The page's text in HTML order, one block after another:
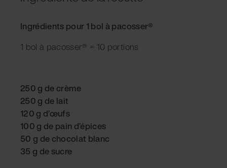
Ingrédients pour 1 bol à pacosser®
1 bol à pacosser® = 10 portions
250 g de crème
250 g de lait
120 g d’œufs
100 g de pain d’épices
50 g de chocolat blanc
35 g de sucre